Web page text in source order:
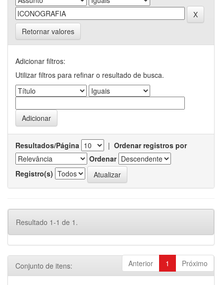
Retornar valores
Adicionar filtros:
Utilizar filtros para refinar o resultado de busca.
Resultados/Página | Ordenar registros por
Ordenar
Registro(s)
Resultado 1-1 de 1.
Anterior 1 Próximo
Conjunto de itens: